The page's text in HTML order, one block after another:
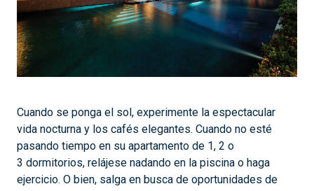
Cuando se ponga el sol, experimente la espectacular
vida nocturna y los cafés elegantes. Cuando no esté
pasando tiempo en su apartamento de 1, 2 o
3 dormitorios, relájese nadando en la piscina o haga
ejercicio. O bien, salga en busca de oportunidades de